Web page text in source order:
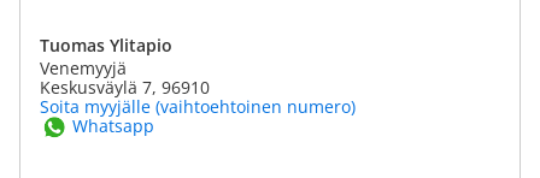
Tuomas Ylitapio
Venemyyjä
Keskusväylä 7, 96910
Soita myyjälle (vaihtoehtoinen numero)
Whatsapp